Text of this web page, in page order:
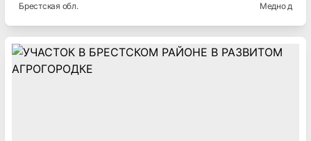
Брестская обл. Медно д